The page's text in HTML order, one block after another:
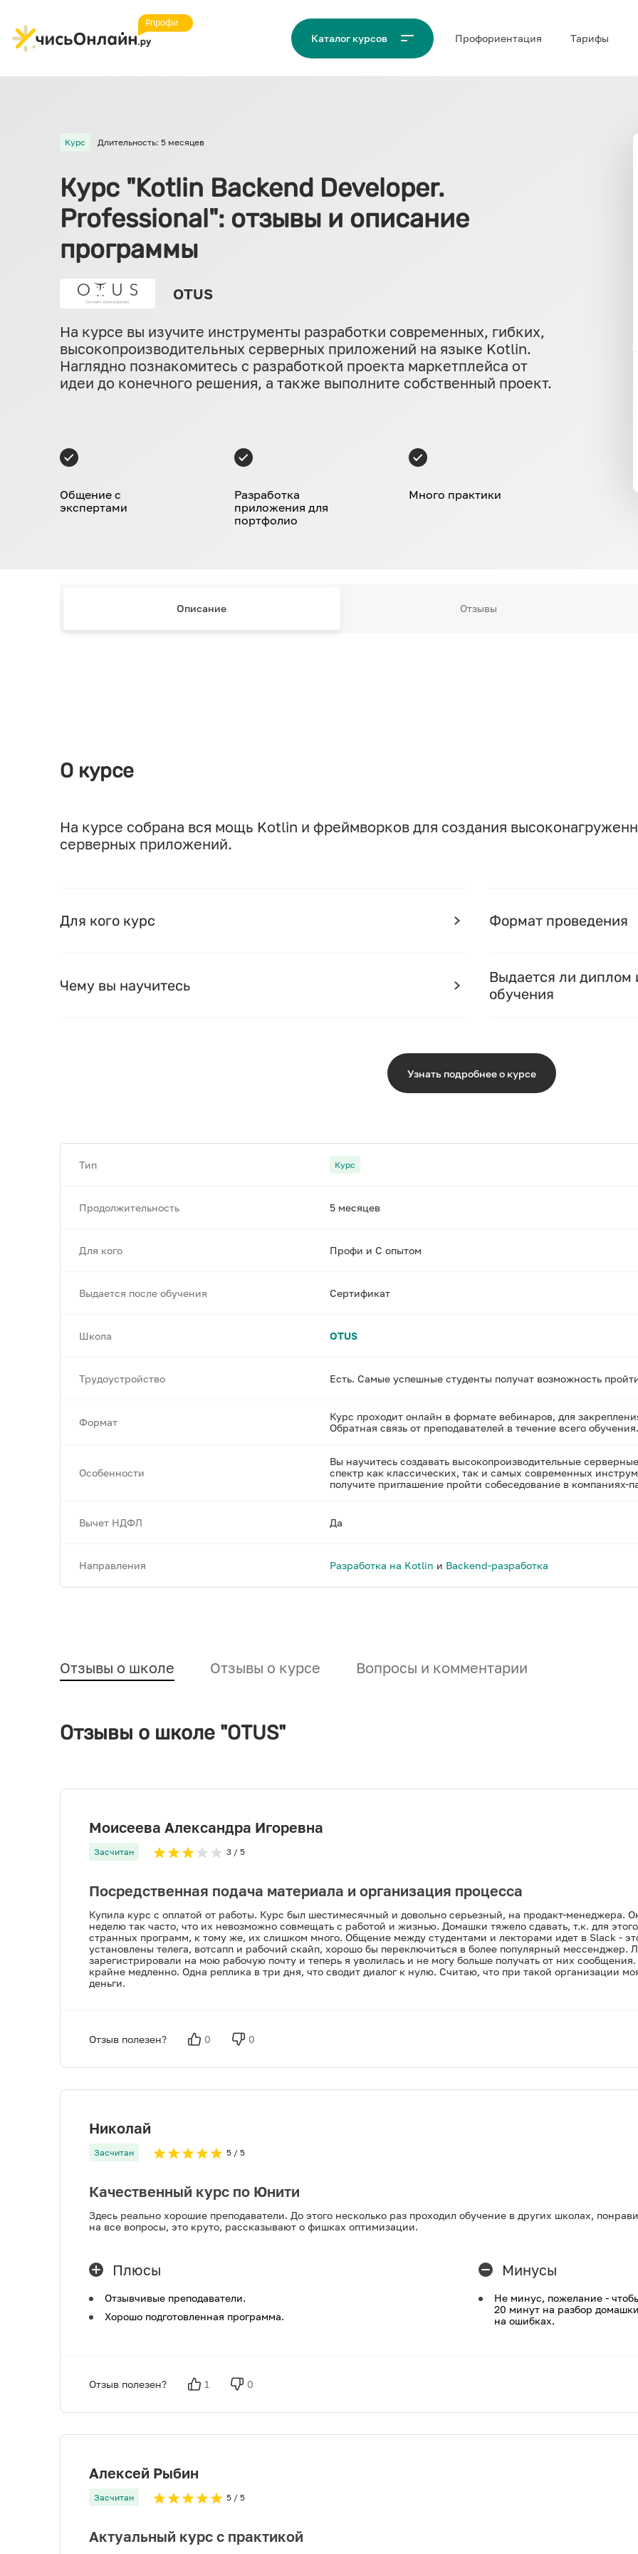
Каталог курсов Проф‌ориентация Тарифы
Курс Длительность: 5 месяцев
Курс "Kotlin Backend Developer.
Professional": отзывы и описание
программы
OTUS
На курсе вы изучите инструменты разработки современных, гибких,
высокопроизводительных серверных приложений на языке Kotlin.
Наглядно познакомитесь с разработкой проекта маркетплейса от
идеи до конечного решения, а также выполните собственный проект.
Общение с
экспертами
Разработка
приложения для
портфолио
Много практики
Описание Отзывы
О курсе
На курсе собрана вся мощь Kotlin и фреймворков для создания
серверных приложений.
Для кого курс
Чему вы научитесь
Формат проведения
Выдается ли диплом
обучения
Узнать подробнее о курсе
Тип Курс
Продолжительность 5 месяцев
Для кого Профи и С опытом
Выдается после обучения Сертификат
Школа OTUS
Трудоустройство Есть. Самые успешные студенты получат возможность
Формат
Курс проходит онлайн в формате вебинаров, для
Обратная связь от преподавателей в течение всего обучения.
Особенности
Вы научитесь создавать высокопроизводительные
спектр как классических, так и самых современных
получите приглашение пройти собеседование в компаниях-
Вычет НДФЛ Да
Направления Разработка на Kotlin и Backend-разработка
Отзывы о школе Отзывы о курсе Вопросы и комментарии
Отзывы о школе "OTUS"
Моисеева Александра Игоревна
Засчитан 3 / 5
Посредственная подача материала и организация процесса
Купила курс с оплатой от работы. Курс был шестимесячный и довольно серьезный, на продакт-менеджера.
неделю так часто, что их невозможно совмещать с работой и жизнью. Домашки тяжело сдавать, т.к. для
странных программ, к тому же, их слишком много. Общение между студентами и лекторами идет в Slack -
установлены телега, вотсапп и рабочий скайп, хорошо бы переключиться в более популярный мессенджер.
зарегистрировали на мою рабочую почту и теперь я уволилась и не могу больше получать от них
крайне медленно. Одна реплика в три дня, что сводит диалог к нулю. Считаю, что при такой организации
деньги.
Отзыв полезен? 0 0
Николай
Засчитан 5 / 5
Качественный курс по Юнити
Здесь реально хорошие преподаватели. До этого несколько раз проходил обучение в других школах,
на все вопросы, это круто, рассказывают о фишках оптимизации.
Плюсы
Отзывчивые преподаватели.
Хорошо подготовленная программа.
Минусы
Не минус, пожелание -
20 минут на разбор
на ошибках.
Отзыв полезен? 1 0
Алексей Рыбин
Засчитан 5 / 5
Актуальный курс с практикой